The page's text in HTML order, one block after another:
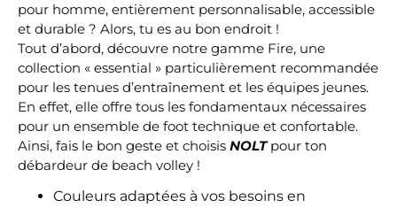
pour homme, entièrement personnalisable, accessible
et durable ? Alors, tu es au bon endroit !
Tout d’abord, découvre notre gamme Fire, une
collection « essential » particulièrement recommandée
pour les tenues d’entraînement et les équipes jeunes.
En effet, elle offre tous les fondamentaux nécessaires
pour un ensemble de foot technique et confortable.
Ainsi, fais le bon geste et choisis NOLTpour ton
débardeur de beach volley !
Couleurs adaptées à vos besoins en